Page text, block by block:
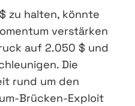
zu halten, könnte
verstärken
auf 2.050 $ und
Die
rund um den
Brücken-Exploit